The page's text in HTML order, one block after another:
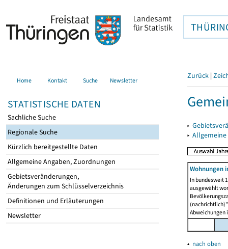
Home Kontakt Suche Newsletter
STATISTISCHE DATEN
Sachliche Suche
Regionale Suche
Kürzlich bereitgestellte Daten
Allgemeine Angaben, Zuordnungen
Gebietsveränderungen,
Änderungen zum Schlüsselverzeichnis
Definitionen und Erläuterungen
Newsletter
Zurück |
▸
▸
Wohnungen
In bundesweit
ausgewählt
Abweichungen
▴ nach oben